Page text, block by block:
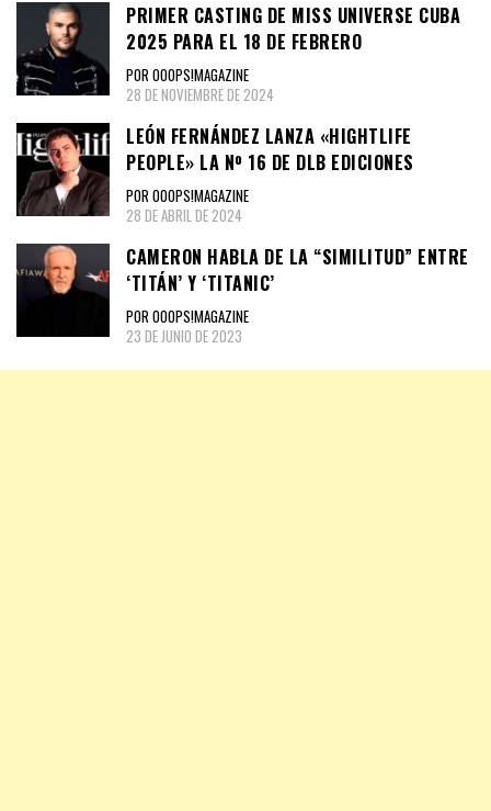
PRIMER CASTING DE MISS UNIVERSE CUBA
2025 PARA EL 18 DE FEBRERO
POR OOOPS!MAGAZINE
28 DE NOVIEMBRE DE 2024
LEÓN FERNÁNDEZ LANZA «HIGHTLIFE
PEOPLE» LA Nº 16 DE DLB EDICIONES
POR OOOPS!MAGAZINE
28 DE ABRIL DE 2024
CAMERON HABLA DE LA “SIMILITUD” ENTRE
‘TITÁN’ Y ‘TITANIC’
POR OOOPS!MAGAZINE
23 DE JUNIO DE 2023